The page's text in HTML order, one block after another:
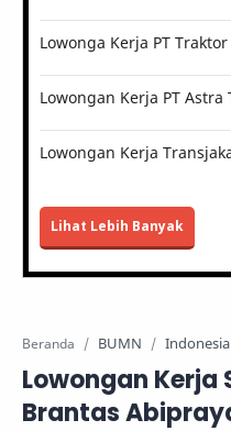
Lowonga Kerja PT
Lowongan Kerja PT
Lowongan Kerja
Lihat Lebih Banyak
Beranda BUMN Indonesia
Lowongan Kerja
Brantas